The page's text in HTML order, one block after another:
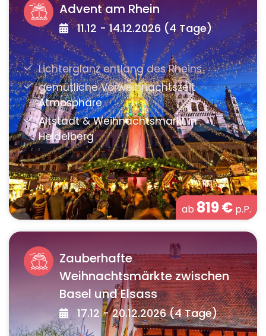
Advent am Rhein
11.12 - 14.12.2026 (4 Tage)
ab 819€ p.P.
Zauberhafte
Weihnachtsmärkte zwischen
Basel und Elsass
17.12 - 20.12.2026 (4 Tage)